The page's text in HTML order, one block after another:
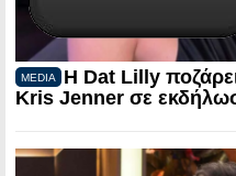
MEDIA
Η Dat Lilly
Kris Jenner σε